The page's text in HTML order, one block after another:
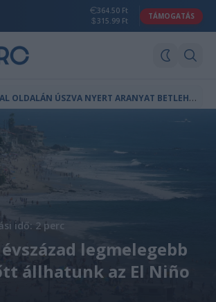
364.50 Ft
315.99 Ft
TÁMOGATÁS
A
SZAJNA BAL OLDALÁN ÚSZVA NYERT ARANYAT BETLEHEM DÁVID
idő: 2 perc
legmelegebb
állhatunk az El Niño